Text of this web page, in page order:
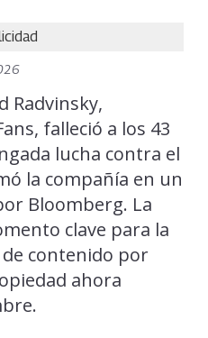
Radvinsky,
falleció a los 43
lucha contra el
la compañía en un
Bloomberg. La
clave para la
contenido por
ahora